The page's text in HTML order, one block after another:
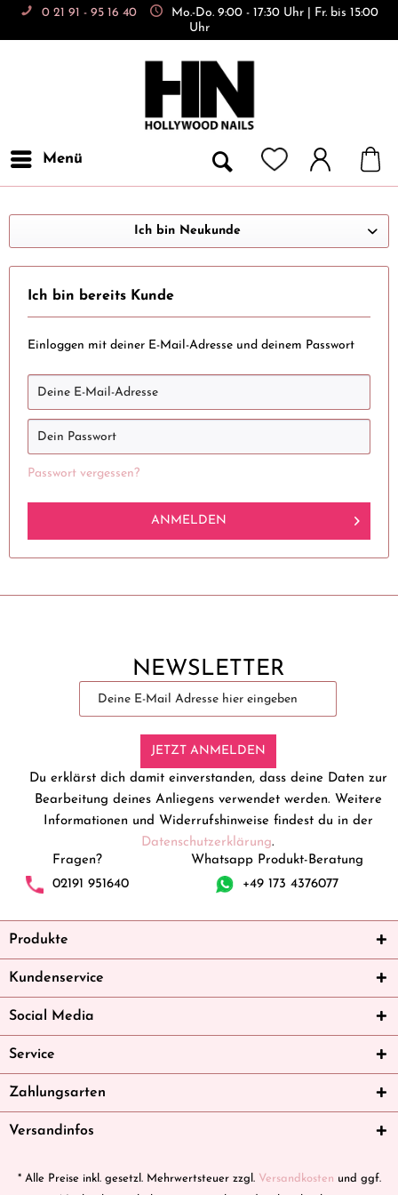
0 21 91 - 95 16 40
Mo.-Do. 9:00 - 17:30 Uhr | Fr. bis 15:00
Uhr
Menü
Ich bin Neukunde
Ich bin bereits Kunde
Einloggen mit deiner E-Mail-Adresse und deinem Passwort
Passwort vergessen?
ANMELDEN
NEWSLETTER
JETZT ANMELDEN
Du erklärst dich damit einverstanden, dass deine Daten zur
Bearbeitung deines Anliegens verwendet werden. Weitere
Informationen und Widerrufshinweise findest du in der
Datenschutzerklärung.
Fragen?
02191 951640
Whatsapp Produkt-Beratung
+49 173 4376077
Produkte
Kundenservice
Social Media
Service
Zahlungsarten
Versandinfos
* Alle Preise inkl. gesetzl. Mehrwertsteuer zzgl. Versandkosten und ggf.